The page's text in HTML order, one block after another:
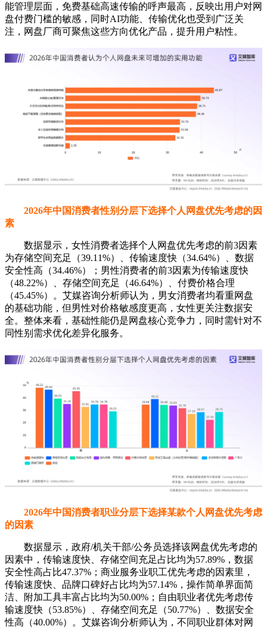
能管理层面，免费基础高速传输的呼声最高，反映出用户对网
盘付费门槛的敏感，同时AI功能、传输优化也受到广泛关
注，网盘厂商可聚焦这些方向优化产品，提升用户粘性。
2026年中国消费者性别分层下选择个人网盘优先考虑的因
素
数据显示，女性消费者选择个人网盘优先考虑的前3因素
为存储空间充足（39.11%）、传输速度快（34.64%）、数据
安全性高（34.46%）；男性消费者的前3因素为传输速度快
（48.22%）、存储空间充足（46.64%）、付费价格合理
（45.45%）。艾媒咨询分析师认为，男女消费者均看重网盘
的基础功能，但男性对价格敏感度更高，女性更关注数据安
全。整体来看，基础性能仍是网盘核心竞争力，同时需针对不
同性别需求优化差异化服务。
2026年中国消费者职业分层下选择某款个人网盘优先考虑
的因素
数据显示，政府/机关干部/公务员选择该网盘优先考虑的
因素中，传输速度快、存储空间充足占比均为57.89%，数据
安全性高占比47.37%；商业服务业职工优先考虑的因素里，
传输速度快、品牌口碑好占比均为57.14%，操作简单界面简
洁、附加工具丰富占比均为50.00%；自由职业者优先考虑传
输速度快（53.85%）、存储空间充足（50.77%）、数据安全
性高（40.00%）。艾媒咨询分析师认为，不同职业群体对网